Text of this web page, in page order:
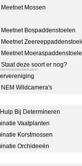
Meetnet Mossen
Meetnet Bospaddenstoelen
Meetnet
Meetnet
Staat deze soort er nog?
NEM Wildcamera's
Bij Determineren
Vaatplanten
Korstmossen
Orchideeën